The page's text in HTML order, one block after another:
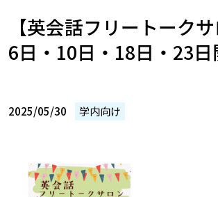
【英会話フリートーク
6日・10日・18日・23日
2025/05/30 学内向け